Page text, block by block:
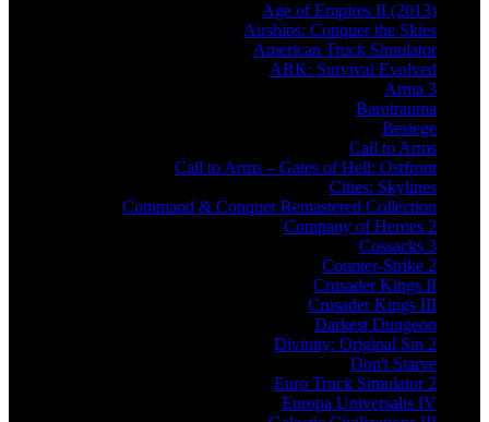
Age of Empires II (2013)
Airships: Conquer the Skies
American Truck Simulator
ARK: Survival Evolved
Arma 3
Barotrauma
Besiege
Call to Arms
Call to Arms – Gates of Hell: Ostfront
Cities: Skylines
Command & Conquer Remastered Collection
Company of Heroes 2
Cossacks 3
Counter-Strike 2
Crusader Kings II
Crusader Kings III
Darkest Dungeon
Divinity: Original Sin 2
Don't Starve
Euro Truck Simulator 2
Europa Universalis IV